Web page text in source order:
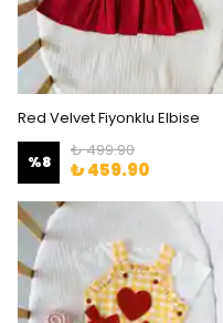
Red Velvet Fiyonklu Elbise
%8
₺ 499.90
₺ 459.90